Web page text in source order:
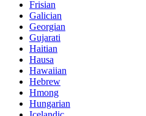
Frisian
Galician
Georgian
Gujarati
Haitian
Hausa
Hawaiian
Hebrew
Hmong
Hungarian